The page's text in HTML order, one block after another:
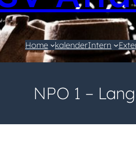
Home kalenderIntern
NPO 1 –